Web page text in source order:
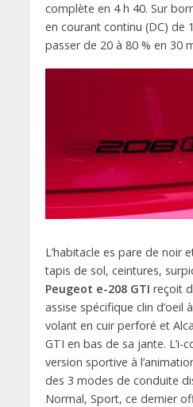
complète en 4 h 40. Sur
en courant continu (DC) de
passer de 20 à 80 % en 30
L’habitacle es pare de noir
tapis de sol, ceintures,
Peugeot e-208 GTI reçoit
assise spécifique clin d’oeil
volant en cuir perforé et
GTI en bas de sa jante. L’i-
version sportive à
des 3 modes de conduite
Normal, Sport, ce dernier